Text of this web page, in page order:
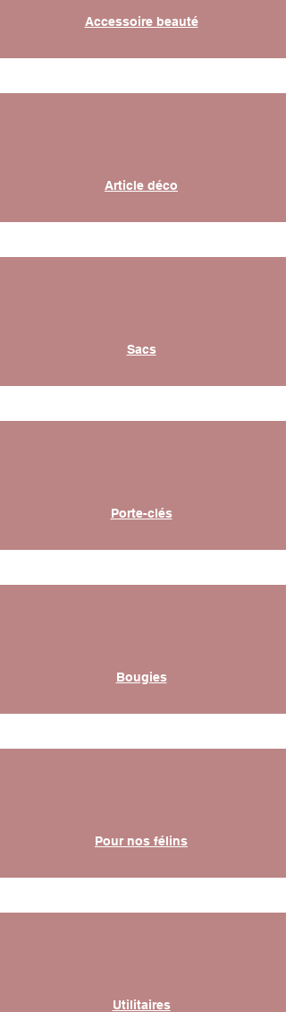
Accessoire beauté
Article déco
Sacs
Porte-clés
Bougies
Pour nos félins
Utilitaires